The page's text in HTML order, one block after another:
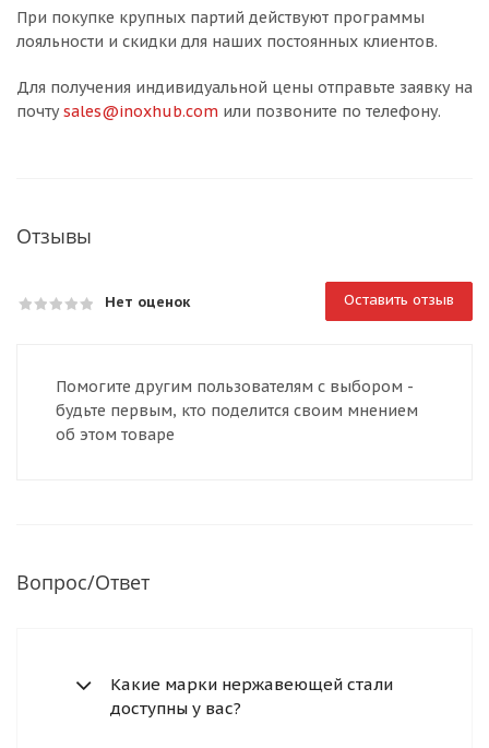
При покупке крупных партий действуют программы
лояльности и скидки для наших постоянных клиентов.
Для получения индивидуальной цены отправьте заявку на
почтуsales@inoxhub.com или позвоните по телефону.
Отзывы
Нет оценок Оставить отзыв
Помогите другим пользователям с выбором -
будьте первым, кто поделится своим мнением
об этом товаре
Вопрос/Ответ
Какие марки нержавеющей стали
доступны у вас?